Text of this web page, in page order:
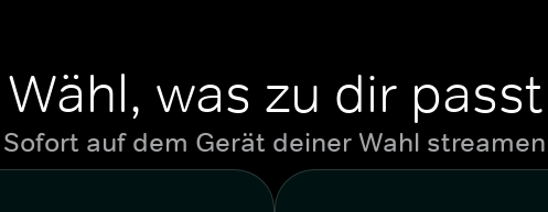
Wähl, was zu dir passt
Sofort auf dem Gerät deiner Wahl streamen